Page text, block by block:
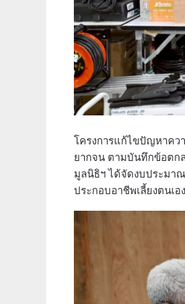
โครงการแก้ไขปัญหาคว
ยากจน ตามบันทึกข้อตก
มูลนิธิฯ ได้จัดงบประมา
ประกอบอาชีพเลี้ยงตนเ